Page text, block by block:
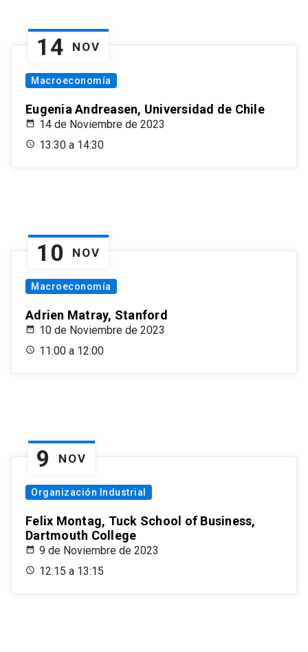
14 NOV
Macroeconomía
Eugenia Andreasen, Universidad de Chile
14 de Noviembre de 2023
13:30 a 14:30
10 NOV
Macroeconomía
Adrien Matray, Stanford
10 de Noviembre de 2023
11:00 a 12:00
9 NOV
Organización Industrial
Felix Montag, Tuck School of Business,
Dartmouth College
9 de Noviembre de 2023
12:15 a 13:15